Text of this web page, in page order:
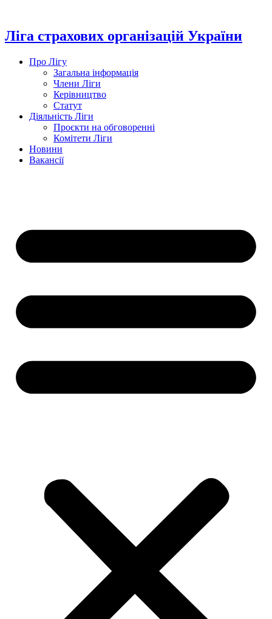
вмісту
Ліга страхових організацій України
Про Лігу
Загальна інформація
Члени Ліги
Керівництво
Статут
Діяльність Ліги
Проєкти на обговоренні
Комітети Ліги
Новини
Вакансії